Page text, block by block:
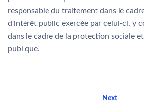
responsable du traitement dans le
d'intérêt public exercée par celui-ci, y
dans le cadre de la protection sociale
publique.
Next